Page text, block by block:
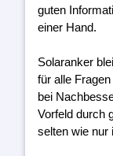
guten
einer Hand.
Solaranker
für alle
bei
Vorfeld durch
selten wie nur